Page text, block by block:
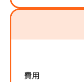
費用